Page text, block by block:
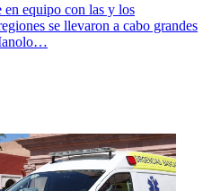
en equipo con las y los
se llevaron a cabo grandes